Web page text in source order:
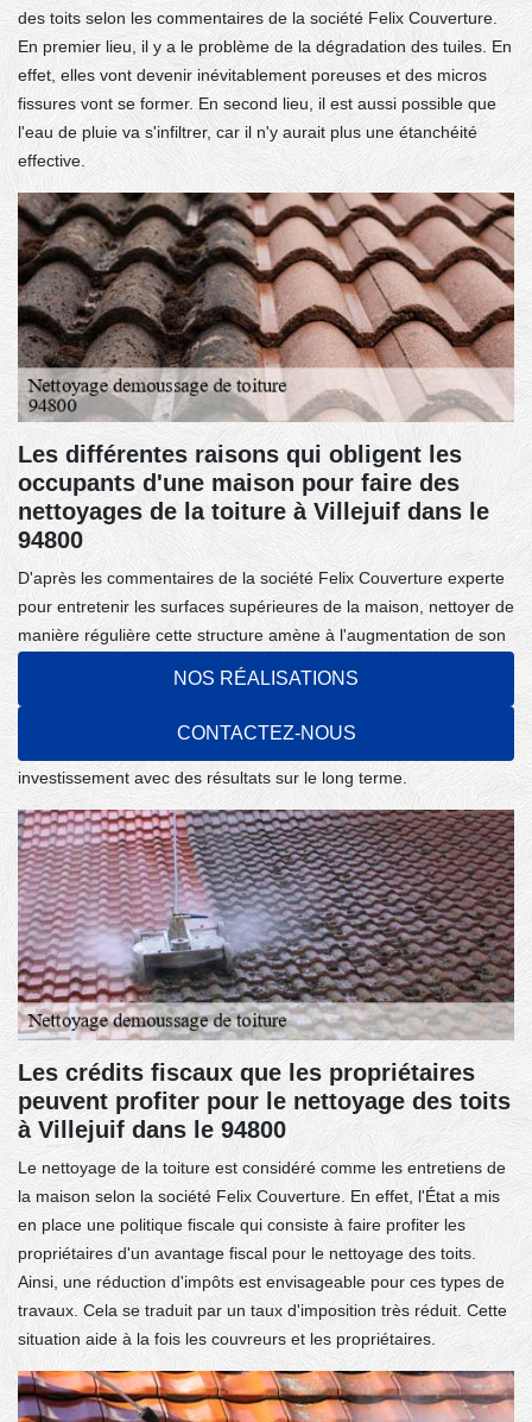
NOS RÉALISATIONS
CONTACTEZ-NOUS
des toits selon les commentaires de la société Felix Couverture.
En premier lieu, il y a le problème de la dégradation des tuiles. En
effet, elles vont devenir inévitablement poreuses et des micros
fissures vont se former. En second lieu, il est aussi possible que
l'eau de pluie va s'infiltrer, car il n'y aurait plus une étanchéité
effective.
Les différentes raisons qui obligent les
occupants d'une maison pour faire des
nettoyages de la toiture à Villejuif dans le
94800
D'après les commentaires de la société Felix Couverture experte
pour entretenir les surfaces supérieures de la maison, nettoyer de
manière régulière cette structure amène à l'augmentation de son
étanchéité. Les fuites d'eau de pluie seront ainsi évitées. Ensuite,
investissement avec des résultats sur le long terme.
Les crédits fiscaux que les propriétaires
peuvent profiter pour le nettoyage des toits
à Villejuif dans le 94800
Le nettoyage de la toiture est considéré comme les entretiens de
la maison selon la société Felix Couverture. En effet, l'État a mis
en place une politique fiscale qui consiste à faire profiter les
propriétaires d'un avantage fiscal pour le nettoyage des toits.
Ainsi, une réduction d'impôts est envisageable pour ces types de
travaux. Cela se traduit par un taux d'imposition très réduit. Cette
situation aide à la fois les couvreurs et les propriétaires.